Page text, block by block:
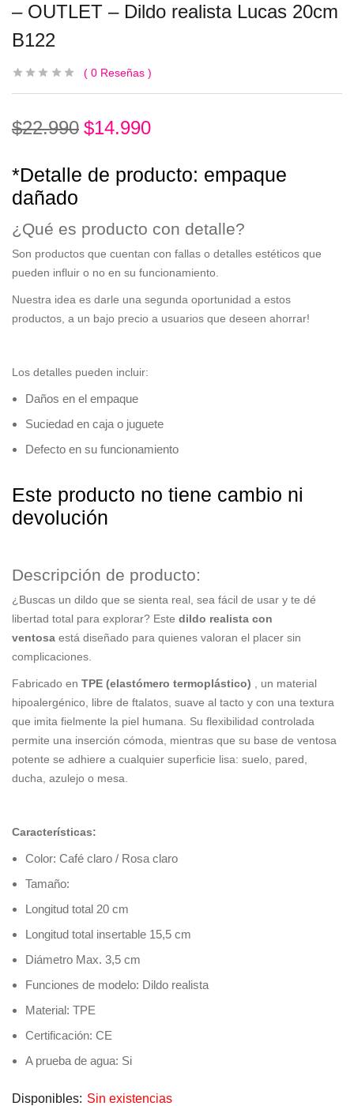
– OUTLET – Dildo realista Lucas 20cm
B122
0 Reseñas
$22.990 $14.990
*Detalle de producto: empaque
dañado
¿Qué es producto con detalle?
Son productos que cuentan con fallas o detalles estéticos que
pueden influir o no en su funcionamiento.
Nuestra idea es darle una segunda oportunidad a estos
productos, a un bajo precio a usuarios que deseen ahorrar!
Los detalles pueden incluir:
Daños en el empaque
Suciedad en caja o juguete
Defecto en su funcionamiento
Este producto no tiene cambio ni
devolución
Descripción de producto:
¿Buscas un dildo que se sienta real, sea fácil de usar y te dé
libertad total para explorar? Este dildo realista con
ventosa está diseñado para quienes valoran el placer sin
complicaciones.
Fabricado en TPE (elastómero termoplástico) , un material
hipoalergénico, libre de ftalatos, suave al tacto y con una textura
que imita fielmente la piel humana. Su flexibilidad controlada
permite una inserción cómoda, mientras que su base de ventosa
potente se adhiere a cualquier superficie lisa: suelo, pared,
ducha, azulejo o mesa.
Características:
Color: Café claro / Rosa claro
Tamaño:
Longitud total 20 cm
Longitud total insertable 15,5 cm
Diámetro Max. 3,5 cm
Funciones de modelo: Dildo realista
Material: TPE
Certificación: CE
A prueba de agua: Si
Disponibles: Sin existencias